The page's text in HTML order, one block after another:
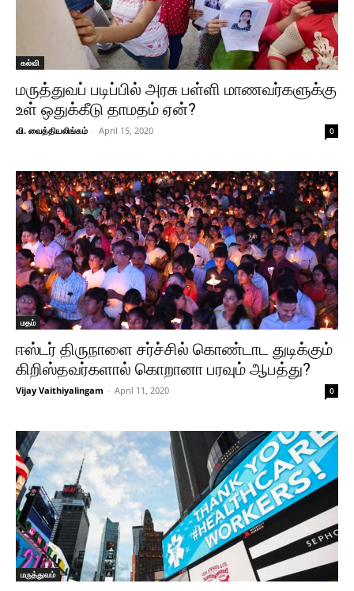
கல்வி
மருத்துவப் படிப்பில் அரசு பள்ளி மாணவர்களுக்கு
உள் ஒதுக்கீடு தாமதம் ஏன்?
வி. வைத்தியலிங்கம் - April 15, 2020 0
மதம்
ஈஸ்டர் திருநாளை சர்ச்சில் கொண்டாட துடிக்கும்
கிறிஸ்தவர்களால் கொறானா பரவும் ஆபத்து?
Vijay Vaithiyalingam - April 11, 2020 0
மருத்துவம்